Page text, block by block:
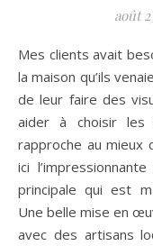
août
Mes clients avait besoin de rafraichir et mettre à leur goût
la maison qu’ils
de leur faire des
aider à choisir
rapproche au mieux
ici
principale qui est
Une belle mise en
avec des artisans